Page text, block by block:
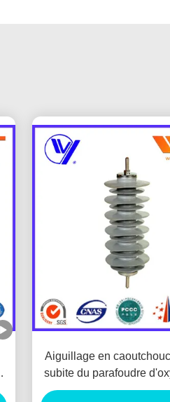
Aiguillage en
subite du parafoudre
de silicium 33KV pour la